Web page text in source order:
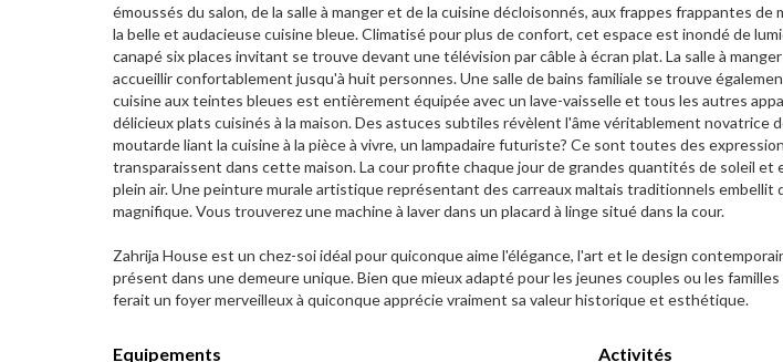
émoussés du salon, de la salle à manger et de la cuisine décloisonnés, aux frappes frappantes
la belle et audacieuse cuisine bleue. Climatisé pour plus de confort, cet espace est inondé de
canapé six places invitant se trouve devant une télévision par câble à écran plat. La salle à
accueillir confortablement jusqu'à huit personnes. Une salle de bains familiale se trouve
cuisine aux teintes bleues est entièrement équipée avec un lave-vaisselle et tous les autres
délicieux plats cuisinés à la maison. Des astuces subtiles révèlent l'âme véritablement novatrice
moutarde liant la cuisine à la pièce à vivre, un lampadaire futuriste? Ce sont toutes des
transparaissent dans cette maison. La cour profite chaque jour de grandes quantités de soleil et
plein air. Une peinture murale artistique représentant des carreaux maltais traditionnels embellit
magnifique. Vous trouverez une machine à laver dans un placard à linge situé dans la cour.
Zahrija House est un chez-soi idéal pour quiconque aime l'élégance, l'art et le design
présent dans une demeure unique. Bien que mieux adapté pour les jeunes couples ou les
ferait un foyer merveilleux à quiconque apprécie vraiment sa valeur historique et esthétique.
Equipements Activités